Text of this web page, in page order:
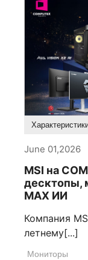
June 01,2026
MSI на
десктопы,
MAX ИИ
Компания
летнему[...]
Мониторы